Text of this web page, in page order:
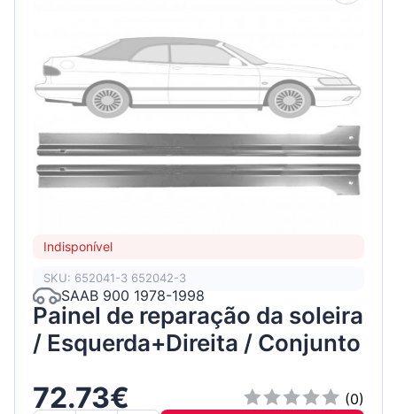
Indisponível
SKU: 652041-3 652042-3
SAAB 900 1978-1998
Painel de reparação da soleira
/ Esquerda+Direita / Conjunto
72.73€
(0)